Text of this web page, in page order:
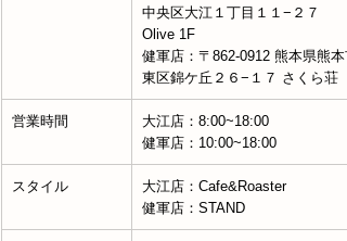
中央区大江１丁目１１−２７
Olive 1F
健軍店：〒862-0912 熊本県熊本
東区錦ケ丘２６−１７ さくら荘
営業時間
大江店：8:00~18:00
健軍店：10:00~18:00
スタイル
大江店：Cafe&Roaster
健軍店：STAND